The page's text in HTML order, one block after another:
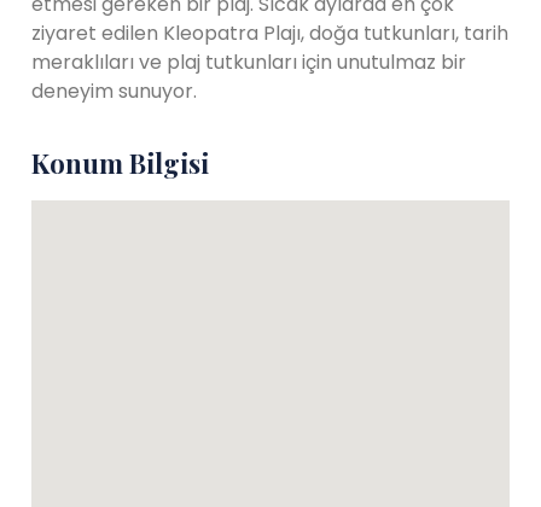
ziyaret edilen Kleopatra Plajı, doğa tutkunları, tarih
meraklıları ve plaj tutkunları için unutulmaz bir
deneyim sunuyor.
Konum Bilgisi